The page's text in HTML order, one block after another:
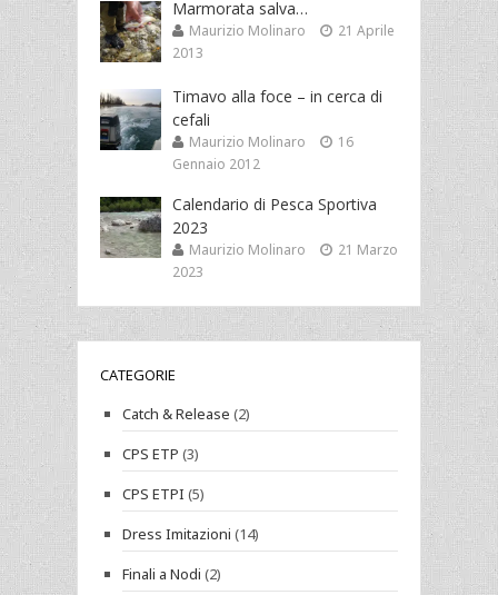
Marmorata salva…
Maurizio Molinaro
21 Aprile
2013
Timavo alla foce – in cerca di
cefali
Maurizio Molinaro
16
Gennaio 2012
Calendario di Pesca Sportiva
2023
Maurizio Molinaro
21 Marzo
2023
CATEGORIE
Catch & Release (2)
CPS ETP (3)
CPS ETPI (5)
Dress Imitazioni (14)
Finali a Nodi (2)